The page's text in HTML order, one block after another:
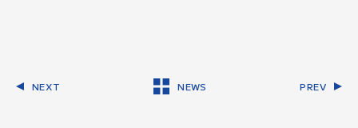
NEXT NEWS PREV